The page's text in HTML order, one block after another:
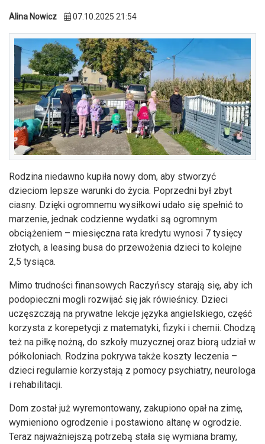
Alina Nowicz 07.10.2025 21:54
Rodzina niedawno kupiła nowy dom, aby stworzyć
dzieciom lepsze warunki do życia. Poprzedni był zbyt
ciasny. Dzięki ogromnemu wysiłkowi udało się spełnić to
marzenie, jednak codzienne wydatki są ogromnym
obciążeniem – miesięczna rata kredytu wynosi 7 tysięcy
złotych, a leasing busa do przewożenia dzieci to kolejne
2,5 tysiąca.
Mimo trudności finansowych Raczyńscy starają się, aby ich
podopieczni mogli rozwijać się jak rówieśnicy. Dzieci
uczęszczają na prywatne lekcje języka angielskiego, część
korzysta z korepetycji z matematyki, fizyki i chemii. Chodzą
też na piłkę nożną, do szkoły muzycznej oraz biorą udział w
półkoloniach. Rodzina pokrywa także koszty leczenia –
dzieci regularnie korzystają z pomocy psychiatry, neurologa
i rehabilitacji.
Dom został już wyremontowany, zakupiono opał na zimę,
wymieniono ogrodzenie i postawiono altanę w ogrodzie.
Teraz najważniejszą potrzebą stała się wymiana bramy,